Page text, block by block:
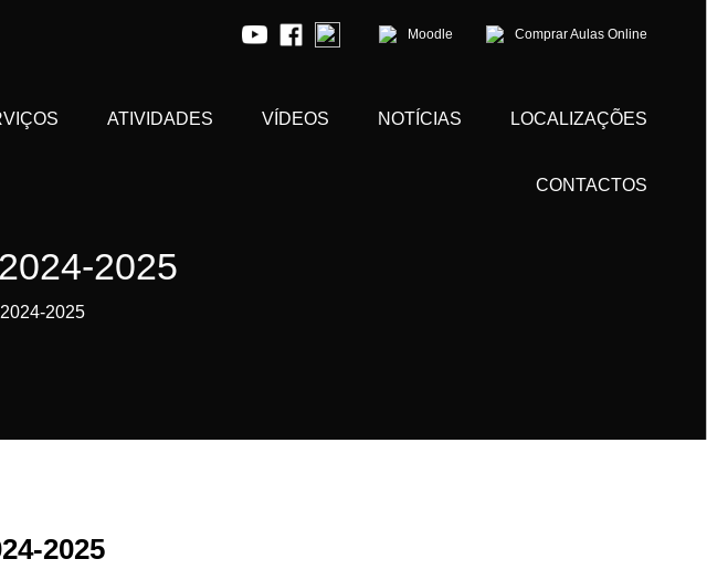
Moodle Comprar Aulas Online
ATIVIDADES VÍDEOS NOTÍCIAS LOCALIZAÇÕES
CONTACTOS
2025
2025
2025